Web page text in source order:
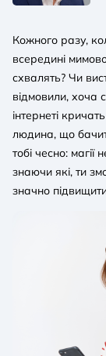
Кожного разу,
всередині
схвалять? Чи
відмовили, хоча
інтернеті
людина, що
тобі чесно: магії
знаючи які, ти
значно